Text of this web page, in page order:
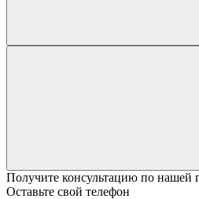
Получите консультацию по нашей
Оставьте свой телефон